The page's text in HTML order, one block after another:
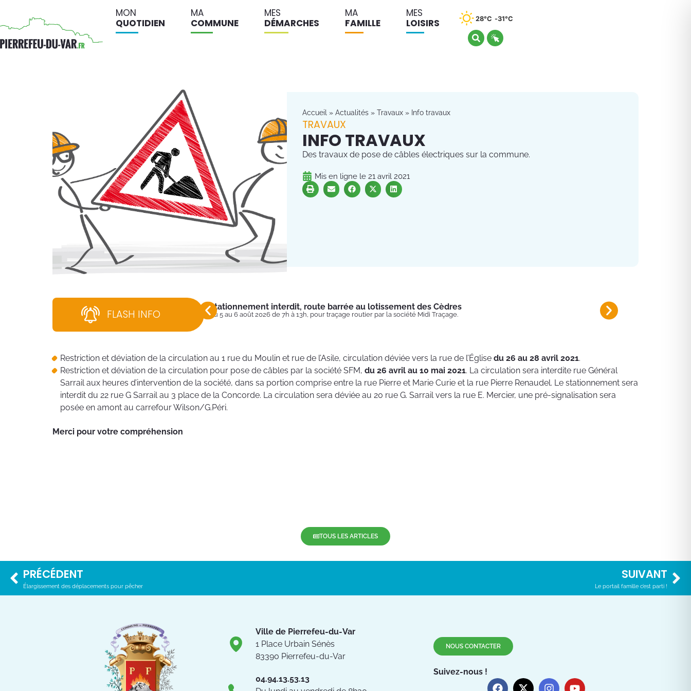
MON
QUOTIDIEN
MA
COMMUNE
MES
DÉMARCHES
MA
FAMILLE
MES
LOISIRS
28°C 31°C
Accueil » Actualités » Travaux » Info travaux
TRAVAUX
INFO TRAVAUX
Des travaux de pose de câbles électriques sur la commune.
Mis en ligne le 21 avril 2021
FLASH INFO
Stationnement interdit, route barrée au lotissement des Cèdres
Du 5 au 6 août 2026 de 7h à 13h, pour traçage routier par la société Midi Traçage.
Fermeture de route La
Du mardi 4 au jeudi 6 août 2026
Restriction et déviation de la circulation au 1 rue du Moulin et rue de l’Asile, circulation déviée vers la rue de l’Église du 26 au 28 avril 2021.
Restriction et déviation de la circulation pour pose de câbles par la société SFM, du 26 avril au 10 mai 2021. La circulation sera interdite rue Général
Sarrail aux heures d’intervention de la société, dans sa portion comprise entre la rue Pierre et Marie Curie et la rue Pierre Renaudel. Le stationnement sera
interdit du 22 rue G Sarrail au 3 place de la Concorde. La circulation sera déviée au 20 rue G. Sarrail vers la rue E. Mercier, une pré-signalisation sera
posée en amont au carrefour Wilson/G.Péri.
Merci pour votre compréhension
TOUS LES ARTICLES
PRÉCÉDENT
Élargissement des déplacements pour pêcher
SUIVANT
Le portail famille c’est parti !
Ville de Pierrefeu-du-Var
1 Place Urbain Sénès
83390 Pierrefeu-du-Var
04.94.13.53.13
NOUS CONTACTER
Suivez-nous !